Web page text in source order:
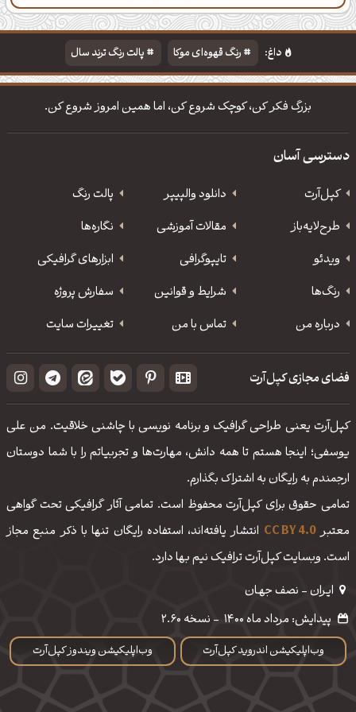
دسته‌بندی مطالب تازه تایپوگرافی پالت‌ها
داغ: رنگ قهوه‌ای موکا
پالت رنگ ترند سال
دانلود والپیپر مذهبی
تایپوگرافی شعر مولانا
بزرگ فکر کن، کوچک شروع کن، اما همین امروز شروع کن.
دسترسی آسان
کپل‌آرت دانلود‌ والپیپر
پالت رنگ
طرح‌لایه‌باز
مقالات آموزشی
نگاره‌ها
ویدئو
‌تایپوگرافی
ابزارهای گرافیکی
رنگ‌ها
شرایط و قوانین
سفارش پروژه
درباره من
تماس با من تغییرات سایت
فضای مجازی کپل‌آرت
کپل‌آرت یعنی طراحی گرافیک و برنامه نویسی با چاشنی خلاقیت. من علی
یوسفی؛ اینجا هستم تا همه دانش، مهارت‌‌ها و تجربیاتم را با شما دوستان
ارجمندم به رایگان به اشتراک بگذارم.
تمامی حقوق برای کپل‌آرت محفوظ است. تمامی آثار گرافیکی تحت گواهی
معتبرCC BY 4.0 انتشار یافته‌اند، استفاده رایگان تنها با ذکر منبع مجاز
است. وبسایت کپل‌آرت ترافیک نیم بها دارد.
ایـران - نصف جهـان
وب‌اپلیکیشن اندروید کپل‌آرت وب‌اپلیکیشن ویندوز کپل‌آرت
پیدایش: مرداد ماه 1400 - نسخه 2.60